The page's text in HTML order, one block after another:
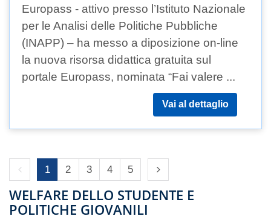
Europass - attivo presso l’Istituto Nazionale
per le Analisi delle Politiche Pubbliche
(INAPP) – ha messo a diposizione on-line
la nuova risorsa didattica gratuita sul
portale Europass, nominata “Fai valere ...
Vai al dettaglio
Previous page
1 2 3 4 5 Next page
WELFARE DELLO STUDENTE E
POLITICHE GIOVANILI